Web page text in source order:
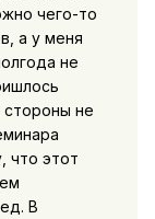
чего-то
а у меня
не
стороны не
что этот
В